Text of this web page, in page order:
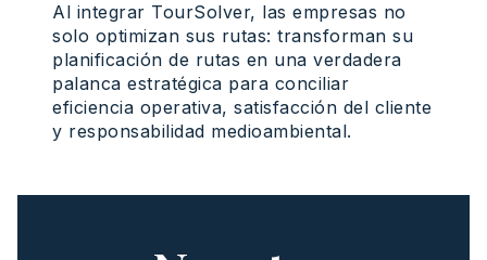
Al integrar TourSolver, las empresas no
solo optimizan sus rutas: transforman su
planificación de rutas en una verdadera
palanca estratégica para conciliar
eficiencia operativa, satisfacción del cliente
y responsabilidad medioambiental.